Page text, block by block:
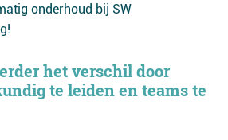
onderhoud bij SW
het verschil door
te leiden en teams te